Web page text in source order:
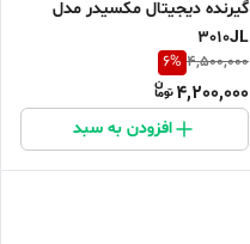
گیرنده دیجیتال مکسیدر مدل
3010JL
4,500,000
6%
4,200,000
افزودن به سبد